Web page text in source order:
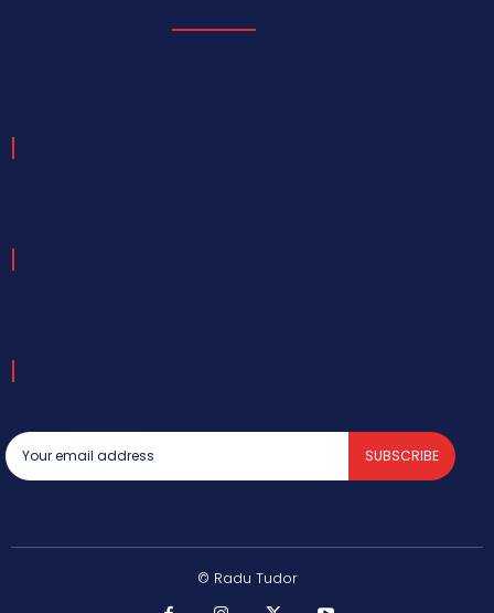
SUBSCRIBE
© Radu Tudor